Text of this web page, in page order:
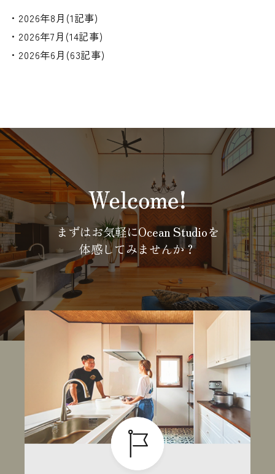
・2026年8月(1記事)
・2026年7月(14記事)
・2026年6月(63記事)
まずはお気軽にOcean Studioを
体感してみませんか？